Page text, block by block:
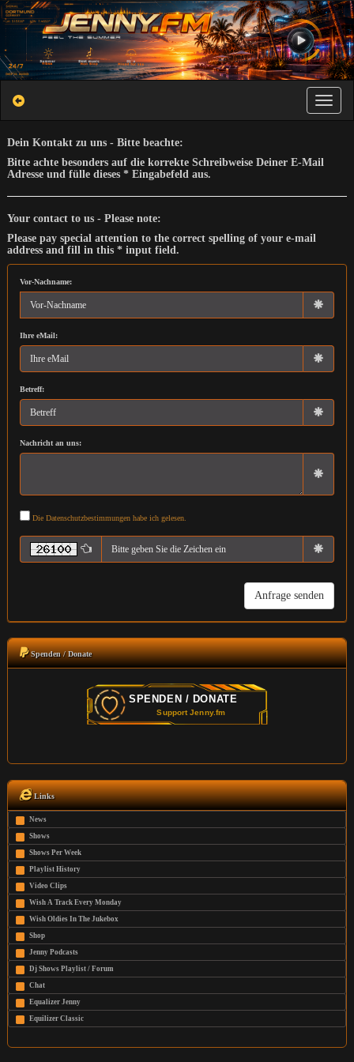
Toggle
Dein Kontakt zu uns - Bitte beachte:
Bitte achte besonders auf die korrekte Schreibweise Deiner E-Mail
Adresse und fülle dieses * Eingabefeld aus.
Your contact to us - Please note:
Please pay special attention to the correct spelling of your e-mail
address and fill in this * input field.
Vor-Nachname:
Ihre eMail:
Betreff:
Nachricht an uns:
Die Datenschutzbestimmungen habe ich gelesen.
Spenden / Donate
Links
News
Shows
Shows Per Week
Playlist History
Video Clips
Wish A Track Every Monday
Wish Oldies In The Jukebox
Shop
Jenny Podcasts
Dj Shows Playlist / Forum
Chat
Equalizer Jenny
Equilizer Classic